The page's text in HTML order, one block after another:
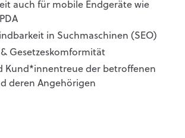
auch für mobile Endgeräte wie
in Suchmaschinen (SEO)
Gesetzeskomformität
Kund*innentreue der betroffenen
deren Angehörigen